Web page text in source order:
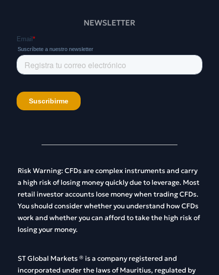
NEWSLETTER
RiskWarning: CFDsarecomplex instrumentsand carry
a high riskof losing moneyquicklydueto leverage. Most
retail investoraccounts lose moneywhen tradingCFDs.
Youshould considerwhetheryou understand howCFDs
workand whetheryoucan afford totakethe high riskof
losingyour money.
ST Global Markets® isa company registered and
incorporated underthe lawsof Mauritius, regulated by